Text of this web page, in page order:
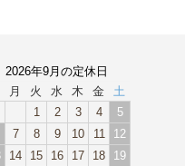
2026年9月の定休日
月 火 水 木 金
土
1
2 3 4
5
7 8 9 10 11
12
14 15 16 17 18
19